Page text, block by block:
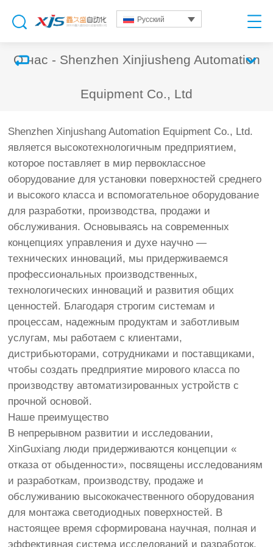
Русский
О нас - Shenzhen Xinjiusheng Automation
Equipment Co., Ltd
Shenzhen Xinjushang Automation Equipment Co., Ltd.
является высокотехнологичным предприятием,
которое поставляет в мир первоклассное
оборудование для установки поверхностей среднего
и высокого класса и вспомогательное оборудование
для разработки, производства, продажи и
обслуживания. Основываясь на современных
концепциях управления и духе научно —
технических инноваций, мы придерживаемся
профессиональных производственных,
технологических инноваций и развития общих
ценностей. Благодаря строгим системам и
процессам, надежным продуктам и заботливым
услугам, мы работаем с клиентами,
дистрибьюторами, сотрудниками и поставщиками,
чтобы создать предприятие мирового класса по
производству автоматизированных устройств с
прочной основой.
Наше преимущество
В непрерывном развитии и исследовании,
XinGuxiang люди придерживаются концепции «
отказа от обыденности», посвящены исследованиям
и разработкам, производству, продаже и
обслуживанию высококачественного оборудования
для монтажа светодиодных поверхностей. В
настоящее время сформирована научная, полная и
эффективная система исследований и разработок,